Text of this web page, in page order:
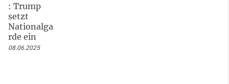
: Trump
setzt
Nationalga
rde ein
08.06.2025